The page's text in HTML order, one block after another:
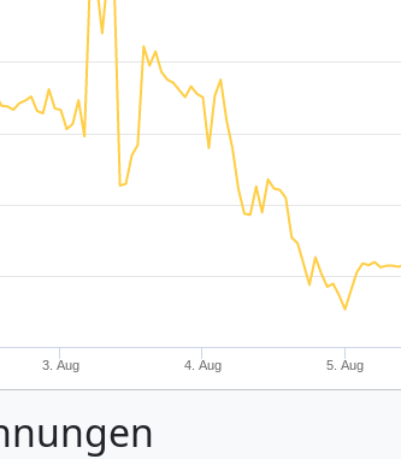
3. Aug 4. Aug 5. Aug